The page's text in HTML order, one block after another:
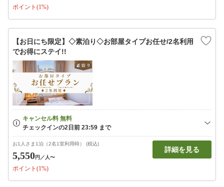
ポイント(1%)
【お日にち限定】◇素泊り◇お部屋タイプお任せ/2名利用
でお得にステイ!!
お1人さま1泊（2名1室利用時） (税込)
5,550円 ／人〜
ポイント(1%)
詳細を見る